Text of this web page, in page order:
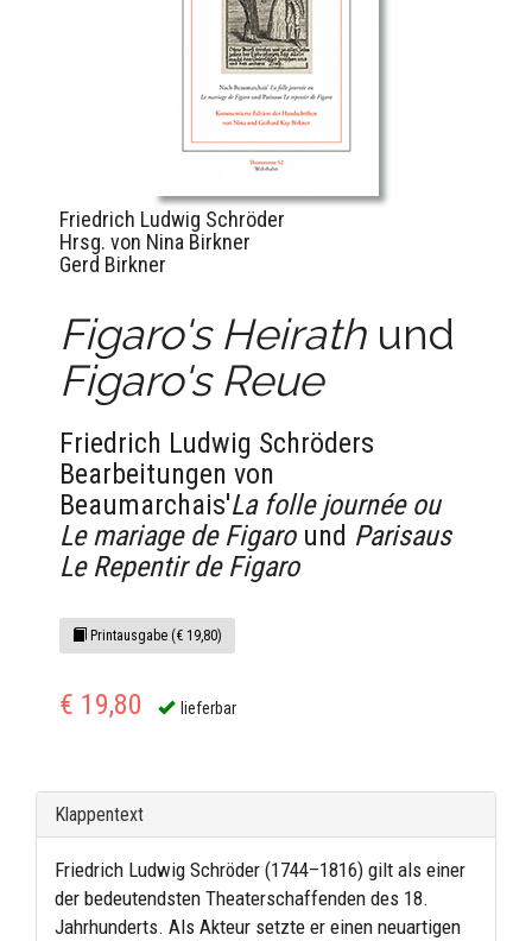
Friedrich Ludwig Schröder
Hrsg. von Nina Birkner
Gerd Birkner
Figaro's Heirathund
Figaro's Reue
Friedrich Ludwig Schröders
Bearbeitungen von
Beaumarchais'La folle journée ou
Le mariage de Figaround Parisaus
Le Repentir de Figaro
Printausgabe (€ 19,80)
€ 19,80 lieferbar
Klappentext
Friedrich Ludwig Schröder (1744–1816) gilt als einer
der bedeutendsten Theaterschaffenden des 18.
Jahrhunderts. Als Akteur setzte er einen neuartigen